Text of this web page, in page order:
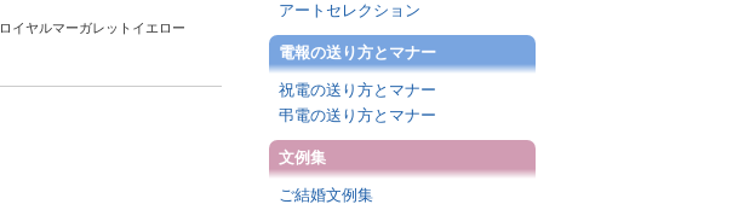
ロイヤルマーガレットイエロー
アートセレクション
電報の送り方とマナー
祝電の送り方とマナー
弔電の送り方とマナー
文例集
ご結婚文例集